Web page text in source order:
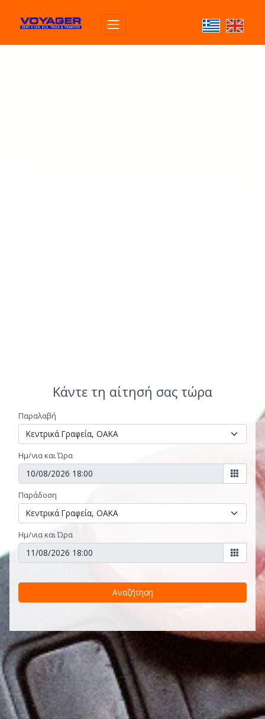
Κάντε τη αίτησή σας τώρα
Παραλαβή
Ημ/νια και Ώρα
Παράδοση
Ημ/νια και Ώρα
Αναζήτηση